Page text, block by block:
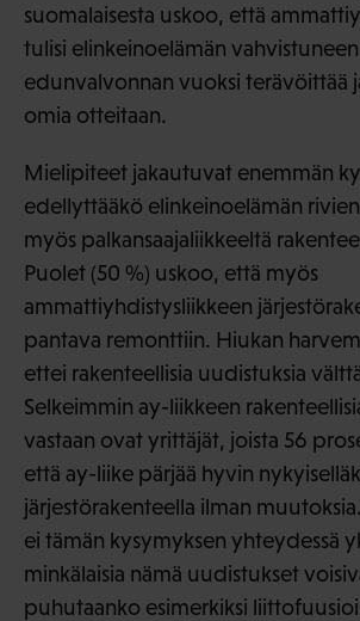
suomalaisesta uskoo, että
tulisi elinkeinoelämän vahvistuneen
edunvalvonnan vuoksi terävöittää
omia otteitaan.
Mielipiteet jakautuvat enemmän
edellyttääkö elinkeinoelämän
myös palkansaajaliikkeeltä
Puolet (50 %) uskoo, että myös
ammattiyhdistysliikkeen
pantava remonttiin. Hiukan
ettei rakenteellisia uudistuksia
Selkeimmin ay-liikkeen
vastaan ovat yrittäjät, joista 56
että ay-liike pärjää hyvin
järjestörakenteella ilman
ei tämän kysymyksen yhteydessä
minkälaisia nämä uudistukset
puhutaanko esimerkiksi